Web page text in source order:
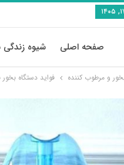
صفحه اصلی شیوه زندگی
و مرطوب کننده فواید دستگاه بخور